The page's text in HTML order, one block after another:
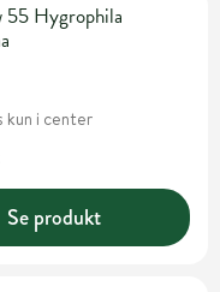
55 Hygrophila
kun i center
Se produkt